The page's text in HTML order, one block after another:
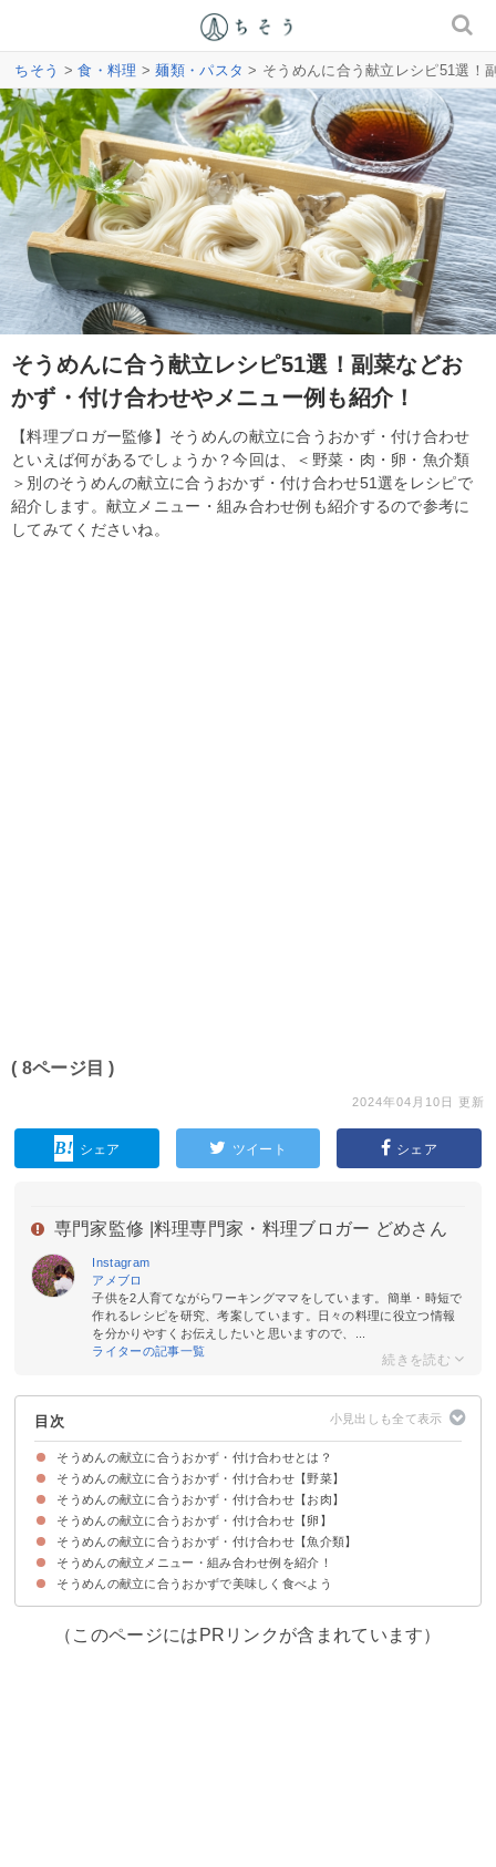
ちそう >食・料理 >麺類・パスタ > そうめんに合う献立レシピ51選！
そうめんに合う献立レシピ51選！副菜などお
かず・付け合わせやメニュー例も紹介！
【料理ブロガー監修】そうめんの献立に合うおかず・付け合わせ
といえば何があるでしょうか？今回は、＜野菜・肉・卵・魚介類
＞別のそうめんの献立に合うおかず・付け合わせ51選をレシピで
紹介します。献立メニュー・組み合わせ例も紹介するので参考に
してみてくださいね。
( 8ページ目 )
2024年04月10日 更新
シェア ツイート シェア
専門家監修 | 料理専門家・料理ブロガー どめさん
Instagram
アメブロ
子供を2人育てながらワーキングママをしています。簡単・時短で
作れるレシピを研究、考案しています。日々の料理に役立つ情報
を分かりやすくお伝えしたいと思いますので、...
ライターの記事一覧
目次
そうめんの献立に合うおかず・付け合わせとは？
そうめんの献立に合うおかず・付け合わせ【野菜】
①なすの揚げびたし
②きゅうりとトマトとアボカドのサラダ
③じゃがいもと塩昆布のマヨネーズ和え
④三種の野菜のナムル
⑤肉じゃが
⑥とうもろこしのかき揚げ
⑦肉野菜炒め
⑧きゅうりとワカメとツナの甘酢和え
⑨ポテトサラダ
⑩夏野菜とじゃがいものマリネ
⑪かぼちゃと挽肉のそぼろ煮
⑫ゴーヤチャンプルー
そうめんの献立に合うおかず・付け合わせ【お肉】
①鶏肉の唐揚げ
②豚肉の冷しゃぶ
③ごぼうと牛肉のしぐれ煮
④鶏ささみと大葉のチーズフライ
⑤手羽先と大根の甘辛煮
⑥ヤンニョムチキン
⑦ローストビーフ
⑧豚の角煮
⑨鶏肉の天ぷら
⑩プルコギ
⑪レンコン入りつくね
⑫チンジャオロース
⑬豚肉の生姜焼き
そうめんの献立に合うおかず・付け合わせ【卵】
①キャベツの卵炒め
②ゆで卵とアボカドとじゃがいものサラダ
③明太子入り卵焼き
④豆腐の卵とじ
⑤半熟卵のフライ
⑥卵とトマトと豚肉の炒め物
⑦茶碗蒸し
⑧卵とほうれん草の中華和え
⑨味付け卵
⑩卵とカニカマのあんかけ豆腐
⑪卵とベーコンのサラダ
⑫卵と大根とちくわの煮物
⑬納豆入りオムレツ
そうめんの献立に合うおかず・付け合わせ【魚介類】
①タコときゅうりのマリネ
②エビと卵のチリソース
③きのことシーフードのアヒージョ
④まぐろのアヒポキ
⑤ピーマンとイカの炒めもの
⑥エビとブロッコリーのマヨネーズ和え
⑦サーモンとエリンギのバターソテー
⑧アジの南蛮漬け
⑨マグロの竜田揚げ
⑩サバのごまマヨネーズ焼き
⑪イワシの蒲焼き
⑫牡蠣のオイスターソース炒め
⑬エビとはんぺんのしんじょう焼き
そうめんの献立メニュー・組み合わせ例を紹介！
献立メニュー①
献立メニュー②
献立メニュー③
そうめんの献立に合うおかずで美味しく食べよう
（このページにはPRリンクが含まれています）